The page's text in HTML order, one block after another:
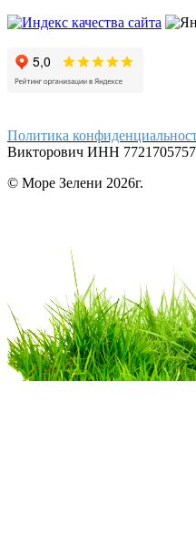
Политика
Викторович ИНН
© Море Зелени 2026г.